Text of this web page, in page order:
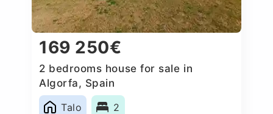
169 250€
2 bedrooms house for sale in
Algorfa, Spain
Talo
2